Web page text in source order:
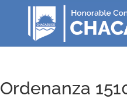
Ordenanza